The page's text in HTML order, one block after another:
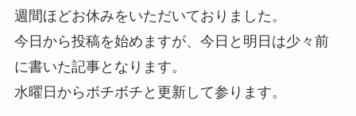
週間ほどお休みをいただいておりました。
今日から投稿を始めますが、今日と明日は少々前
に書いた記事となります。
水曜日からボチボチと更新して参ります。